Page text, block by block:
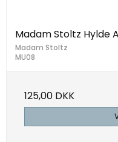
Madam Stoltz Hylde
Madam Stoltz
MU08
125,00 DKK